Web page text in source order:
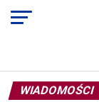
WIADOMOŚCI